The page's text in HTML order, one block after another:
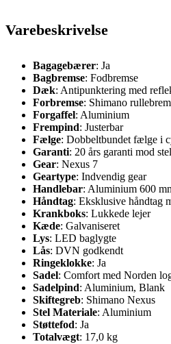
Varebeskrivelse
Bagagebærer: Ja
Bagbremse: Fodbremse
Dæk: Antipunktering med
Forbremse: Shimano
Forgaffel: Aluminium
Frempind: Justerbar
Fælge: Dobbeltbundet fælge i
Garanti: 20 års garanti mod
Gear: Nexus 7
Geartype: Indvendig gear
Handlebar: Aluminium 600
Håndtag: Eksklusive håndtag
Krankboks: Lukkede lejer
Kæde: Galvaniseret
Lys: LED baglygte
Lås: DVN godkendt
Ringeklokke: Ja
Sadel: Comfort med Norden
Sadelpind: Aluminium, Blank
Skiftegreb: Shimano Nexus
Stel Materiale: Aluminium
Støttefod: Ja
Totalvægt: 17,0 kg